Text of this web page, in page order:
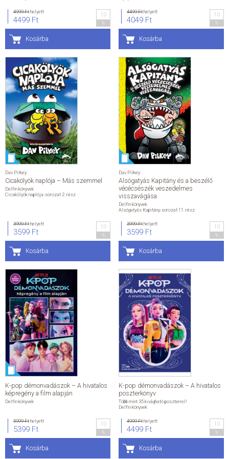
4999 Fthelyett
4499 Ft
10
Kosárba
4499 Fthelyett
4049 Ft
10
Kosárba
Dav Pilkey
Cicakölyök naplója – Más szemmel
Delfin könyvek
Cicakölyök naplója-sorozat 2. rész
3999 Fthelyett
3599 Ft
10
Kosárba
Dav Pilkey
Alsógatyás Kapitány és a beszélő
vécécsészék veszedelmes
visszavágása
Delfin könyvek
Alsógatyás Kapitány-sorozat 11. rész
3999 Fthelyett
3599 Ft
10
Kosárba
K-pop démonvadászok – A hivatalos
képregény a film alapján
Delfin könyvek
5999 Fthelyett
5399 Ft
10
Kosárba
K-pop démonvadászok – A hivatalos
poszterkönyv
Több mint 35 kivágható poszterrel!
Delfin könyvek
4999 Fthelyett
4499 Ft
10
Kosárba